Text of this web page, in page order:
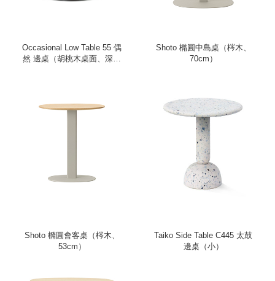
Occasional Low Table 55 偶
然 邊桌（胡桃木桌面、深棕
Shoto 橢圓中島桌（梣木、
70cm）
Shoto 橢圓會客桌（梣木、
53cm）
Taiko Side Table C445 太鼓
邊桌（小）